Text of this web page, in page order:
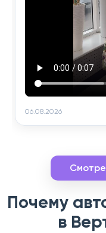
06.08.2026
Почему
в